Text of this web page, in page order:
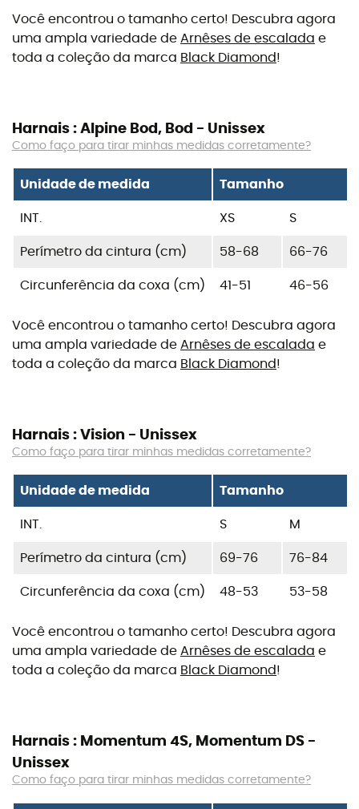
Você encontrou o tamanho certo! Descubra agora
uma ampla variedade de Arnêses de escalada e
toda a coleção da marca Black Diamond!
Harnais : Alpine Bod, Bod - Unissex
Como faço para tirar minhas medidas corretamente?
Unidade de medida Tamanho
INT. XS S
Perímetro da cintura (cm) 58-68 66-76
Circunferência da coxa (cm) 41-51 46-56
Você encontrou o tamanho certo! Descubra agora
uma ampla variedade de Arnêses de escalada e
toda a coleção da marca Black Diamond!
Harnais : Vision - Unissex
Como faço para tirar minhas medidas corretamente?
Unidade de medida Tamanho
INT. S M
Perímetro da cintura (cm) 69-76 76-84
Circunferência da coxa (cm) 48-53 53-58
Você encontrou o tamanho certo! Descubra agora
uma ampla variedade de Arnêses de escalada e
toda a coleção da marca Black Diamond!
Harnais : Momentum 4S, Momentum DS -
Unissex
Como faço para tirar minhas medidas corretamente?